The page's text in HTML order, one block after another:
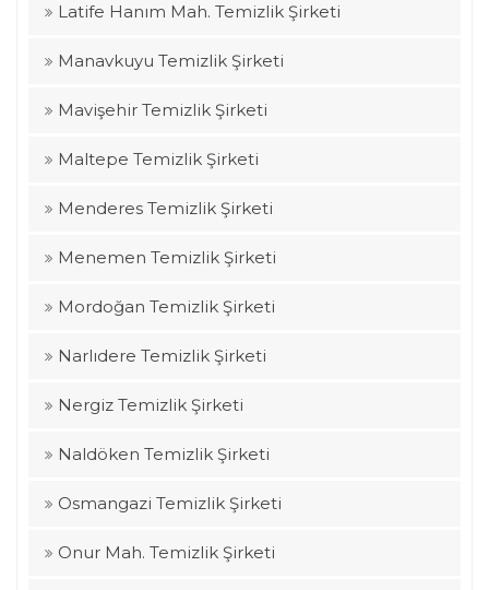
Latife Hanım Mah. Temizlik Şirketi
Manavkuyu Temizlik Şirketi
Mavişehir Temizlik Şirketi
Maltepe Temizlik Şirketi
Menderes Temizlik Şirketi
Menemen Temizlik Şirketi
Mordoğan Temizlik Şirketi
Narlıdere Temizlik Şirketi
Nergiz Temizlik Şirketi
Naldöken Temizlik Şirketi
Osmangazi Temizlik Şirketi
Onur Mah. Temizlik Şirketi